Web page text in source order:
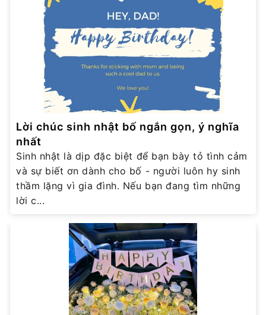
Lời chúc sinh nhật bố ngắn gọn, ý nghĩa
nhất
Sinh nhật là dịp đặc biệt để bạn bày tỏ tình cảm
và sự biết ơn dành cho bố - người luôn hy sinh
thầm lặng vì gia đình. Nếu bạn đang tìm những
lời c...